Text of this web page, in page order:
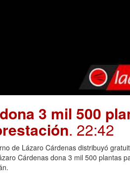
3 mil 500
. 22:42
de Lázaro Cárdenas distribuyó
Cárdenas dona 3 mil 500 plantas